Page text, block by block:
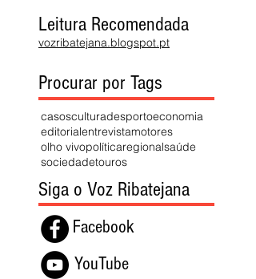
Leitura Recomendada
vozribatejana.blogspot.pt
Procurar por Tags
casosculturadesportoeconomia
editorialentrevistamotores
olho vivopolíticaregionalsaúde
sociedadetouros
Siga o Voz Ribatejana
Facebook
YouTube